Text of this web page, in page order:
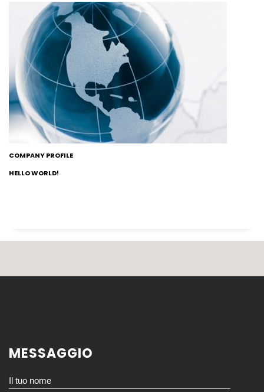
COMPANY PROFILE
HELLO WORLD!
MESSAGGIO